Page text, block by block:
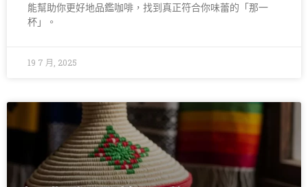
能幫助你更好地品鑑咖啡，找到真正符合你味蕾的「那一
杯」。
19 7 月, 2025